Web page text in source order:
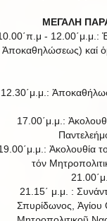
ΜΕΓΑΛΗ
- 12.00΄μ.μ.:
Ἀποκαθηλώσεως) καί
12.30΄μ.μ.:
17.00΄μ.μ.:
Ἀκολουθία
τόν
21.15΄ μ.μ. :
Σπυρίδωνος,